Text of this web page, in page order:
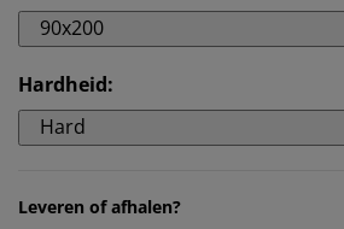
90x200
Hardheid:
Hard
Leveren of afhalen?